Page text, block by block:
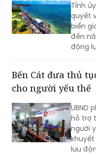
Tỉnh
quyết
biển
đến
động
Bến Cát đưa thủ
cho người yếu thế
UBND
hỗ trợ
người
lưu